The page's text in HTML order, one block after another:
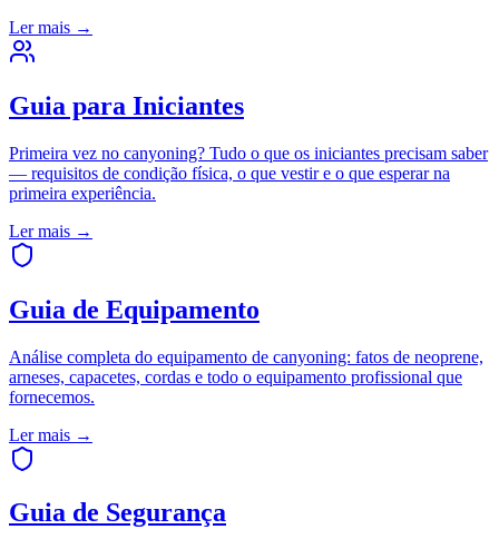
Ler mais →
Guia para Iniciantes
Primeira vez no canyoning? Tudo o que os iniciantes precisam saber
— requisitos de condição física, o que vestir e o que esperar na
primeira experiência.
Ler mais →
Guia de Equipamento
Análise completa do equipamento de canyoning: fatos de neoprene,
arneses, capacetes, cordas e todo o equipamento profissional que
fornecemos.
Ler mais →
Guia de Segurança